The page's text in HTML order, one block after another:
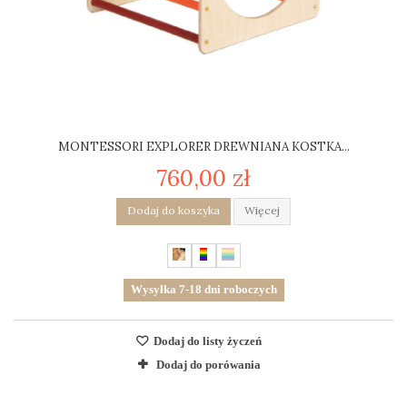
MONTESSORI EXPLORER DREWNIANA KOSTKA...
760,00 zł
Dodaj do koszyka Więcej
Wysyłka 7-18 dni roboczych
Dodaj do listy życzeń
Dodaj do porówania